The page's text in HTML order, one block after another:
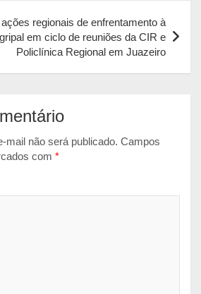
r
regionais de enfrentamento à
em ciclo de reuniões da CIR e
Policlínica Regional em Juazeiro
mail não será publicado. Campos
com *